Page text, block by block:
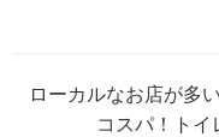
ローカルなお店が多
コスパ！トイ